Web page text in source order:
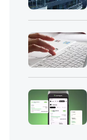
Oferta
Autopay to
autostradami.
aplikacji, ani
została
dodatkowego